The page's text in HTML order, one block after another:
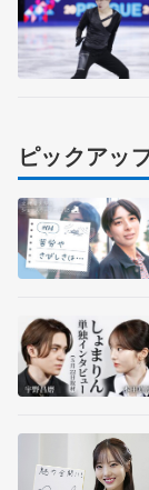
ピックアッ